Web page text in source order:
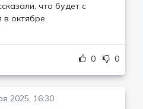
что будет с
в октябре
0 0
2025, 16:30